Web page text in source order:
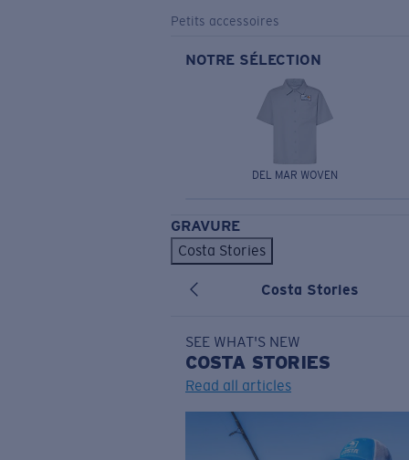
Petits accessoires
NOTRE SÉLECTION
DEL MAR WOVEN
GRAVURE
Costa Stories
Costa Stories
SEE WHAT'S NEW
COSTA STORIES
Read all articles